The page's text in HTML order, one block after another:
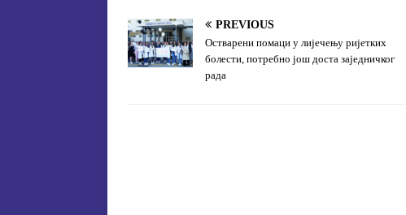
k
PREVIOUS
Остварени помаци у лијечењу ријетких
болести, потребно још доста заједничког
рада